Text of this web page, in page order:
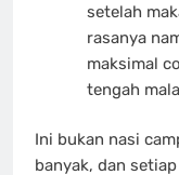
setelah
rasanya
maksimal
tengah
Ini bukan nasi
banyak, dan